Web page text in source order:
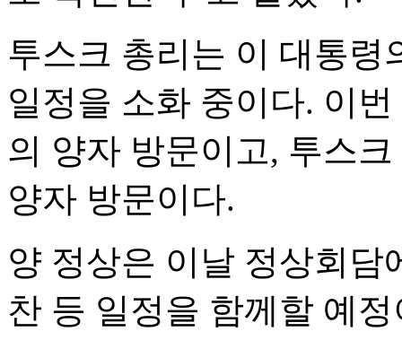
투스크 총리는 이 대통령
일정을 소화 중이다. 이
의 양자 방문이고, 투스
양자 방문이다.
양 정상은 이날 정상회담
찬 등 일정을 함께할 예